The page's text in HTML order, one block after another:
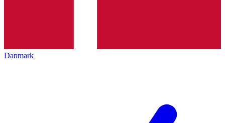
Danmark